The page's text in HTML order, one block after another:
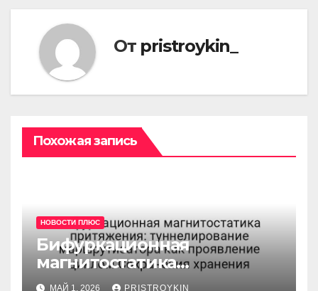
От pristroykin_
Похожая запись
НОВОСТИ ПЛЮС
Бифуркационная
магнитостатика
притяжения:
МАЙ 1, 2026 PRISTROYKIN_